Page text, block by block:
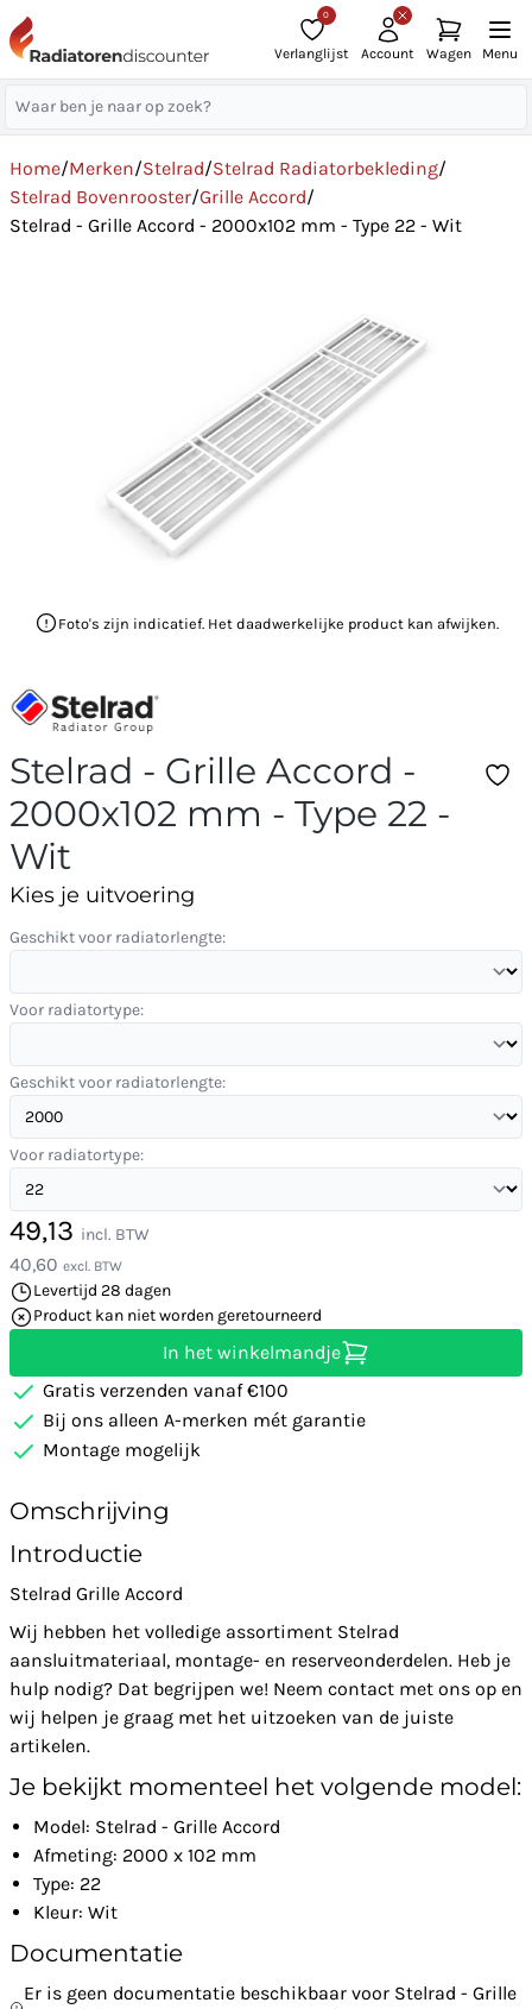
0
Verlanglijst Account Wagen Menu
Home/Merken/Stelrad/Stelrad Radiatorbekleding/
Stelrad Bovenrooster/Grille Accord/
Stelrad - Grille Accord - 2000x102 mm - Type 22 - Wit
Foto's zijn indicatief. Het daadwerkelijke product kan afwijken.
Stelrad - Grille Accord -
2000x102 mm - Type 22 -
Wit
Kies je uitvoering
Geschikt voor radiatorlengte:
Voor radiatortype:
Geschikt voor radiatorlengte:
Voor radiatortype:
49,13 incl. BTW
40,60 excl. BTW
Levertijd 28 dagen
Product kan niet worden geretourneerd
In het winkelmandje
Gratis verzenden vanaf €100
Bij ons alleen A-merken mét garantie
Montage mogelijk
Omschrijving
Introductie
Stelrad Grille Accord
Wij hebben het volledige assortiment Stelrad
aansluitmateriaal, montage- en reserveonderdelen. Heb je
hulp nodig? Dat begrijpen we! Neem contact met ons op en
wij helpen je graag met het uitzoeken van de juiste
artikelen.
Je bekijkt momenteel het volgende model:
Model: Stelrad - Grille Accord
Afmeting: 2000 x 102 mm
Type: 22
Kleur: Wit
Documentatie
Er is geen documentatie beschikbaar voor Stelrad - Grille